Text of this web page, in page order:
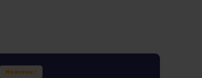
Nouveau !